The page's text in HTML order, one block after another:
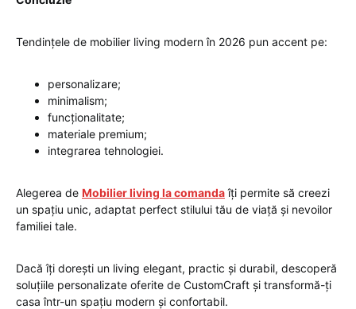
Tendințele de mobilier living modern în 2026 pun accent pe:
personalizare;
minimalism;
funcționalitate;
materiale premium;
integrarea tehnologiei.
Alegerea de Mobilier living la comandaîți permite să creezi
un spațiu unic, adaptat perfect stilului tău de viață și nevoilor
familiei tale.
Dacă îți dorești un living elegant, practic și durabil, descoperă
soluțiile personalizate oferite de CustomCraft și transformă-ți
casa într-un spațiu modern și confortabil.